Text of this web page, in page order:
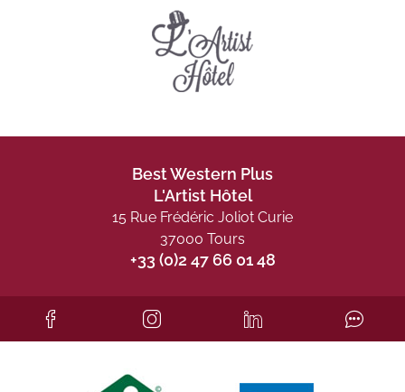
Best Western Plus
L'Artist Hôtel
15 Rue Frédéric Joliot Curie
37000 Tours
+33 (0)2 47 66 01 48